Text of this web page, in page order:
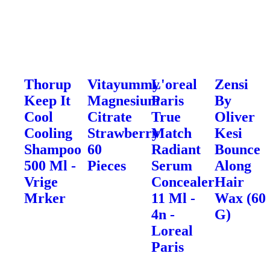
Thorup
Keep It
Cool
Cooling
Shampoo
500 Ml -
Vrige
Mrker
Vitayummy
Magnesium
Citrate
Strawberry
60
Pieces
L'oreal
Paris
True
Match
Radiant
Serum
Concealer
11 Ml -
4n -
Loreal
Paris
Zensi
By
Oliver
Kesi
Bounce
Along
Hair
Wax (60
G)